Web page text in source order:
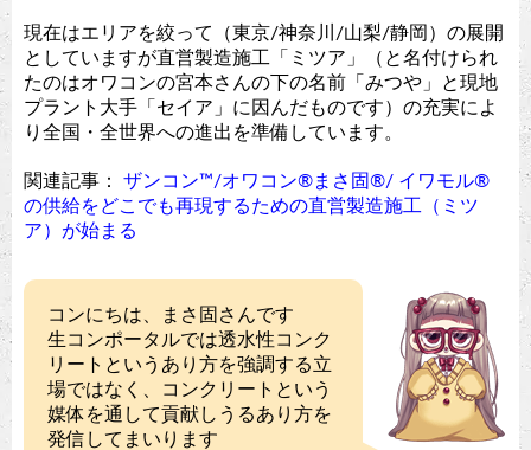
現在はエリアを絞って（東京/神奈川/山梨/静岡）の展開
としていますが直営製造施工「ミツア」（と名付けられ
たのはオワコンの宮本さんの下の名前「みつや」と現地
プラント大手「セイア」に因んだものです）の充実によ
り全国・全世界への進出を準備しています。
関連記事： ザンコン™︎/オワコン®︎まさ固®︎/ イワモル®︎
の供給をどこでも再現するための直営製造施工（ミツ
ア）が始まる
コンにちは、まさ固さんです
生コンポータルでは透水性コンク
リートというあり方を強調する立
場ではなく、コンクリートという
媒体を通して貢献しうるあり方を
発信してまいります